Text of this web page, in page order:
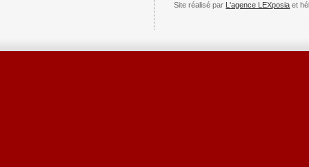
Site réalisé par L'agence LEXposia et